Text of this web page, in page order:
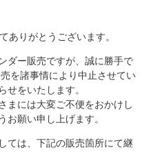
ありがとうございます。
ダー販売ですが、誠に勝手で
を諸事情により中止させてい
せをいたします。
まには大変ご不便をおかけし
お願い申し上げます。
ては、下記の販売箇所にて継